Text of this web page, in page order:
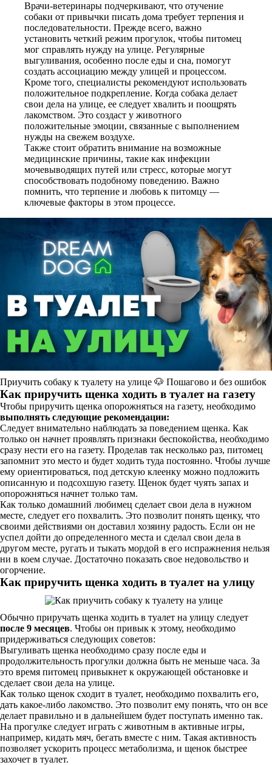
Врачи-ветеринары подчеркивают, что отучение
собаки от привычки писать дома требует терпения и
последовательности. Прежде всего, важно
установить четкий режим прогулок, чтобы питомец
мог справлять нужду на улице. Регулярные
выгуливания, особенно после еды и сна, помогут
создать ассоциацию между улицей и процессом.
Кроме того, специалисты рекомендуют использовать
положительное подкрепление. Когда собака делает
свои дела на улице, ее следует хвалить и поощрять
лакомством. Это создаст у животного
положительные эмоции, связанные с выполнением
нужды на свежем воздухе.
Также стоит обратить внимание на возможные
медицинские причины, такие как инфекции
мочевыводящих путей или стресс, которые могут
способствовать подобному поведению. Важно
помнить, что терпение и любовь к питомцу —
ключевые факторы в этом процессе.
Приучить собаку к туалету на улице 🐶 Пошагово и без ошибок
Как приручить щенка ходить в туалет на газету
Чтобы приручить щенка опорожняться на газету, необходимо
выполнять следующие рекомендации:
Следует внимательно наблюдать за поведением щенка. Как
только он начнет проявлять признаки беспокойства, необходимо
сразу нести его на газету. Проделав так несколько раз, питомец
запомнит это место и будет ходить туда постоянно. Чтобы лучше
ему ориентироваться, под детскую клеенку можно подложить
описанную и подсохшую газету. Щенок будет чуять запах и
опорожняться начнет только там.
Как только домашний любимец сделает свои дела в нужном
месте, следует его похвалить. Это позволит понять щенку, что
своими действиями он доставил хозяину радость. Если он не
успел дойти до определенного места и сделал свои дела в
другом месте, ругать и тыкать мордой в его испражнения нельзя
ни в коем случае. Достаточно показать свое недовольство и
огорчение.
Как приручить щенка ходить в туалет на улицу
Обычно приручать щенка ходить в туалет на улицу следует
после 9 месяцев. Чтобы он привык к этому, необходимо
придерживаться следующих советов:
Выгуливать щенка необходимо сразу после еды и
продолжительность прогулки должна быть не меньше часа. За
это время питомец привыкнет к окружающей обстановке и
сделает свои дела на улице.
Как только щенок сходит в туалет, необходимо похвалить его,
дать какое-либо лакомство. Это позволит ему понять, что он все
делает правильно и в дальнейшем будет поступать именно так.
На прогулке следует играть с животным в активные игры,
например, кидать мяч, бегать вместе с ним. Такая активность
позволяет ускорить процесс метаболизма, и щенок быстрее
захочет в туалет.